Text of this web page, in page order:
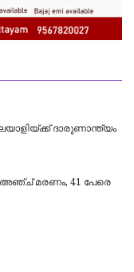
ദാരുണാന്ത്യം
അഞ്ച് മരണം, 41 പേരെ